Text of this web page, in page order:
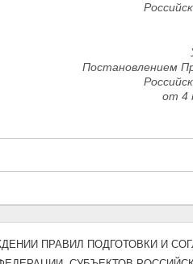
Постановлением
от 4
ПРАВИЛ ПОДГОТОВКИ И